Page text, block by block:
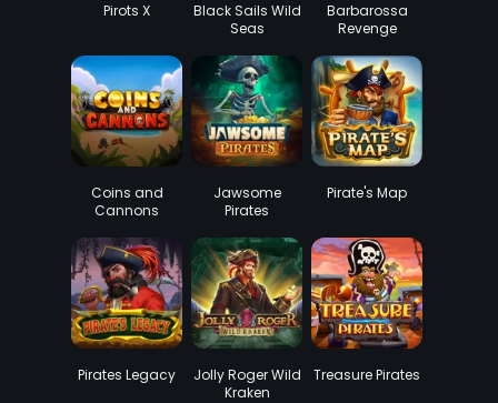
Pirots X
Black Sails Wild
Seas
Barbarossa
Revenge
Coins and
Cannons
Jawsome
Pirates
Pirate's Map
Pirates Legacy
Jolly Roger Wild
Kraken
Treasure Pirates